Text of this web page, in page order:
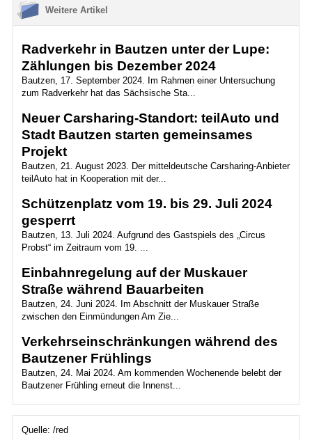
Weitere Artikel
Radverkehr in Bautzen unter der Lupe:
Zählungen bis Dezember 2024
Bautzen, 17. September 2024. Im Rahmen einer Untersuchung
zum Radverkehr hat das Sächsische Sta...
Neuer Carsharing-Standort: teilAuto und
Stadt Bautzen starten gemeinsames
Projekt
Bautzen, 21. August 2023. Der mitteldeutsche Carsharing-Anbieter
teilAuto hat in Kooperation mit der...
Schützenplatz vom 19. bis 29. Juli 2024
gesperrt
Bautzen, 13. Juli 2024. Aufgrund des Gastspiels des „Circus
Probst“ im Zeitraum vom 19. ...
Einbahnregelung auf der Muskauer
Straße während Bauarbeiten
Bautzen, 24. Juni 2024. Im Abschnitt der Muskauer Straße
zwischen den Einmündungen Am Zie...
Verkehrseinschränkungen während des
Bautzener Frühlings
Bautzen, 24. Mai 2024. Am kommenden Wochenende belebt der
Bautzener Frühling erneut die Innenst...
Quelle: /red